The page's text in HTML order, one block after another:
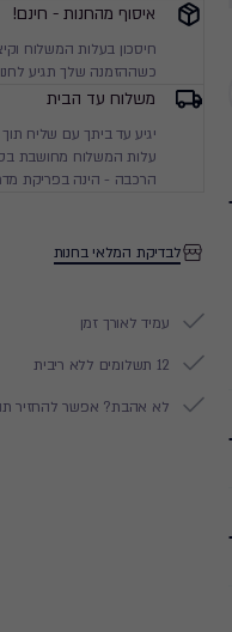
איסוף מהחנות - חינם!
חיסכון בעלות המשלוח
כשההזמנה שלך תגיע
משלוח עד הבית
עלות המשלוח מחושבת
הרכבה - הינה בפריקת
לבדיקת המלאי בחנות
עמיד לאורך זמן
12 תשלומים ללא ריבית
לא אהבת? אפשר להחזיר תוך 14